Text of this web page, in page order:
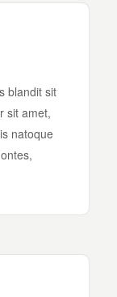
blandit sit
sit amet,
natoque